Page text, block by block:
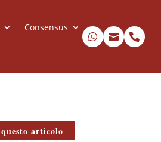
Consensus
  
articolo